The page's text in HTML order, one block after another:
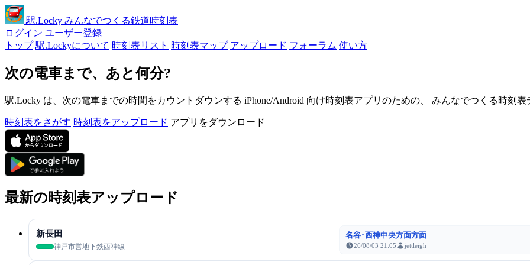
駅.Locky みんなでつくる鉄道時刻表
ログイン ユーザー登録
トップ 駅.Lockyについて 時刻表リスト 時刻表マップ アップロード フォーラム 使い方
次の電車まで、あと何分?
駅.Locky は、次の電車までの時間をカウントダウンする iPhone/Android 向け時刻表アプリのための、 みんなでつくる時刻表
時刻表をさがす 時刻表をアップロード アプリをダウンロード
最新の時刻表アップロード
新長田
神戸市営地下鉄西神線
名谷･西神中央方面方面
26/08/03 21:05 jettleigh